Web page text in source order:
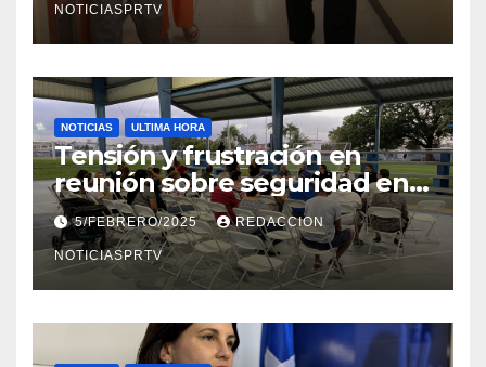
NOTICIASPRTV
NOTICIAS ULTIMA HORA
Tensión y frustración en
reunión sobre seguridad en
Reparto Metropolitano
5/FEBRERO/2025 REDACCION
NOTICIASPRTV